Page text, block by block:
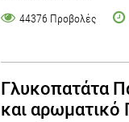
44376 Προβολές
Γλυκοπατάτα
και αρωματικό